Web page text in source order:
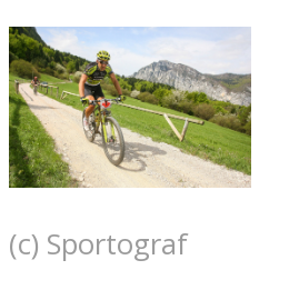
(c) Sportograf